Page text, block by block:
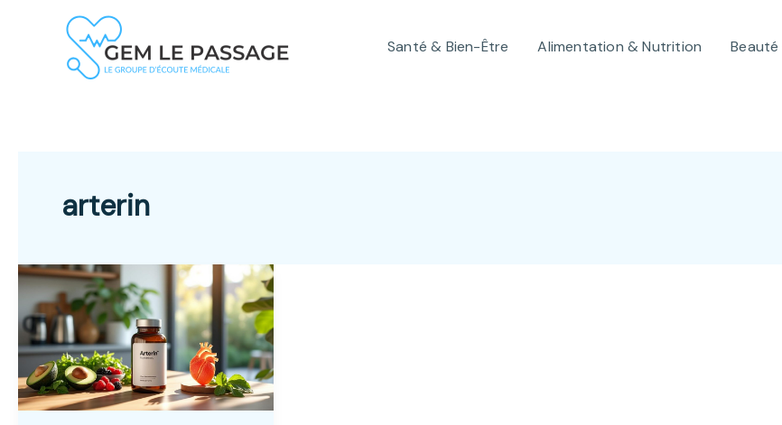
Santé & Bien-Être Alimentation & Nutrition Beauté
arterin